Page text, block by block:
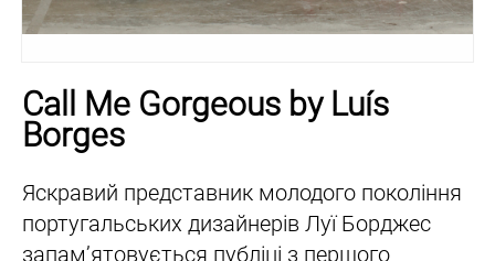
Call Me Gorgeous by Luís
Borges
Яскравий представник молодого покоління
португальських дизайнерів Луї Борджес
запам’ятовується публіці з першого